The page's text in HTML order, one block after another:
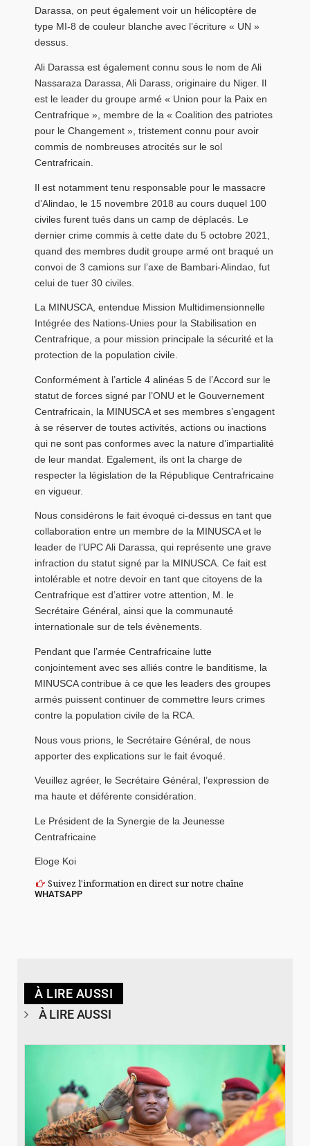
Darassa, on peut également voir un hélicoptère de
type MI-8 de couleur blanche avec l’écriture « UN »
dessus.
Ali Darassa est également connu sous le nom de Ali
Nassaraza Darassa, Ali Darass, originaire du Niger. Il
est le leader du groupe armé « Union pour la Paix en
Centrafrique », membre de la « Coalition des patriotes
pour le Changement », tristement connu pour avoir
commis de nombreuses atrocités sur le sol
Centrafricain.
Il est notamment tenu responsable pour le massacre
d’Alindao, le 15 novembre 2018 au cours duquel 100
civiles furent tués dans un camp de déplacés. Le
dernier crime commis à cette date du 5 octobre 2021,
quand des membres dudit groupe armé ont braqué un
convoi de 3 camions sur l’axe de Bambari-Alindao, fut
celui de tuer 30 civiles.
La MINUSCA, entendue Mission Multidimensionnelle
Intégrée des Nations-Unies pour la Stabilisation en
Centrafrique, a pour mission principale la sécurité et la
protection de la population civile.
Conformément à l’article 4 alinéas 5 de l’Accord sur le
statut de forces signé par l’ONU et le Gouvernement
Centrafricain, la MINUSCA et ses membres s’engagent
à se réserver de toutes activités, actions ou inactions
qui ne sont pas conformes avec la nature d’impartialité
de leur mandat. Egalement, ils ont la charge de
respecter la législation de la République Centrafricaine
en vigueur.
Nous considérons le fait évoqué ci-dessus en tant que
collaboration entre un membre de la MINUSCA et le
leader de l’UPC Ali Darassa, qui représente une grave
infraction du statut signé par la MINUSCA. Ce fait est
intolérable et notre devoir en tant que citoyens de la
Centrafrique est d’attirer votre attention, M. le
Secrétaire Général, ainsi que la communauté
internationale sur de tels évènements.
Pendant que l’armée Centrafricaine lutte
conjointement avec ses alliés contre le banditisme, la
MINUSCA contribue à ce que les leaders des groupes
armés puissent continuer de commettre leurs crimes
contre la population civile de la RCA.
Nous vous prions, le Secrétaire Général, de nous
apporter des explications sur le fait évoqué.
Veuillez agréer, le Secrétaire Général, l’expression de
ma haute et déférente considération.
Le Président de la Synergie de la Jeunesse
Centrafricaine
Eloge Koi
Suivez l'information en direct sur notre chaîne
WHATSAPP
À LIRE AUSSI
À LIRE AUSSI